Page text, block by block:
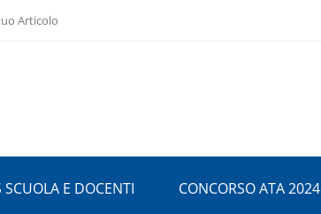
Articolo
SCUOLA E DOCENTI CONCORSO ATA 2024